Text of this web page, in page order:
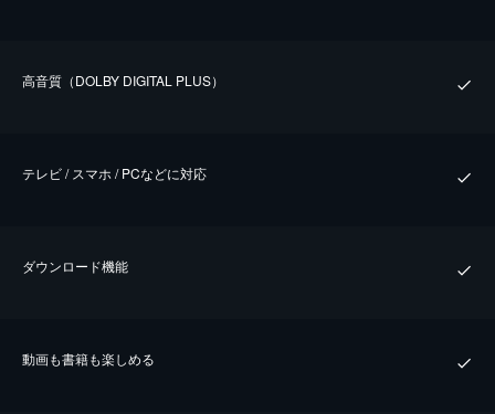
⾼⾳質（DOLBY DIGITAL PLUS）
テレビ / スマホ / PCなどに対応
ダウンロード機能
動画も書籍も楽しめる